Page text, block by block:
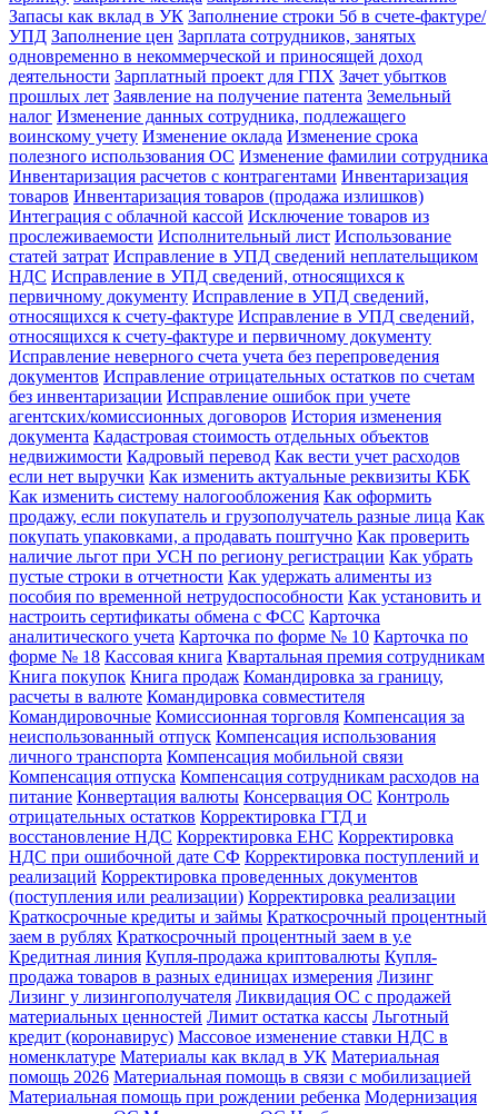
Запасы как вклад в УК Заполнение строки 5б в счете-фактуре/
УПД Заполнение цен Зарплата сотрудников, занятых
одновременно в некоммерческой и приносящей доход
деятельности Зарплатный проект для ГПХ Зачет убытков
прошлых лет Заявление на получение патента Земельный
налог Изменение данных сотрудника, подлежащего
воинскому учету Изменение оклада Изменение срока
полезного использования ОС Изменение фамилии сотрудника
Инвентаризация расчетов с контрагентами Инвентаризация
товаров Инвентаризация товаров (продажа излишков)
Интеграция с облачной кассой Исключение товаров из
прослеживаемости Исполнительный лист Использование
статей затрат Исправление в УПД сведений неплательщиком
НДС Исправление в УПД сведений, относящихся к
первичному документу Исправление в УПД сведений,
относящихся к счету-фактуре Исправление в УПД сведений,
относящихся к счету-фактуре и первичному документу
Исправление неверного счета учета без перепроведения
документов Исправление отрицательных остатков по счетам
без инвентаризации Исправление ошибок при учете
агентских/комиссионных договоров История изменения
документа Кадастровая стоимость отдельных объектов
недвижимости Кадровый перевод Как вести учет расходов
если нет выручки Как изменить актуальные реквизиты КБК
Как изменить систему налогообложения Как оформить
продажу, если покупатель и грузополучатель разные лица Как
покупать упаковками, а продавать поштучно Как проверить
наличие льгот при УСН по региону регистрации Как убрать
пустые строки в отчетности Как удержать алименты из
пособия по временной нетрудоспособности Как установить и
настроить сертификаты обмена с ФСС Карточка
аналитического учета Карточка по форме № 10 Карточка по
форме № 18 Кассовая книга Квартальная премия сотрудникам
Книга покупок Книга продаж Командировка за границу,
расчеты в валюте Командировка совместителя
Командировочные Комиссионная торговля Компенсация за
неиспользованный отпуск Компенсация использования
личного транспорта Компенсация мобильной связи
Компенсация отпуска Компенсация сотрудникам расходов на
питание Конвертация валюты Консервация ОС Контроль
отрицательных остатков Корректировка ГТД и
восстановление НДС Корректировка ЕНС Корректировка
НДС при ошибочной дате СФ Корректировка поступлений и
реализаций Корректировка проведенных документов
(поступления или реализации) Корректировка реализации
Краткосрочные кредиты и займы Краткосрочный процентный
заем в рублях Краткосрочный процентный заем в у.е
Кредитная линия Купля-продажа криптовалюты Купля-
продажа товаров в разных единицах измерения Лизинг
Лизинг у лизингополучателя Ликвидация ОС с продажей
материальных ценностей Лимит остатка кассы Льготный
кредит (коронавирус) Массовое изменение ставки НДС в
номенклатуре Материалы как вклад в УК Материальная
помощь 2026 Материальная помощь в связи с мобилизацией
Материальная помощь при рождении ребенка Модернизация